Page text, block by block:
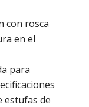
con rosca
en el
para
estufas de